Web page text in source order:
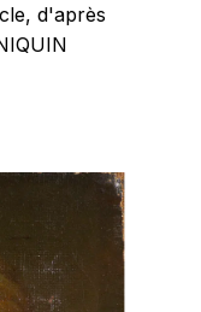
d'après